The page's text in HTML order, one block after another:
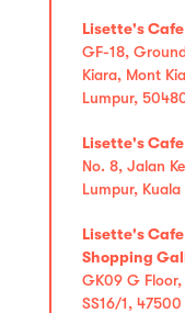
Lisette's Cafe
GF-18,
Kiara, Mont
Lumpur,
Lisette's Cafe
No. 8, Jalan
Lumpur,
Lisette's
Shopping
GK09 G
SS16/1,